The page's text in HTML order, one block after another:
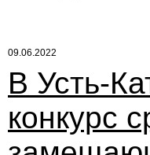
09.06.2022
В Усть-
конкурс